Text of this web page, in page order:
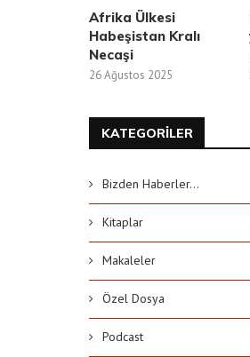
Afrika Ülkesi
Habeşistan Kralı
Necaşi
26 Ağustos 2025
KATEGORILER
Bizden Haberler…
Kitaplar
Makaleler
Özel Dosya
Podcast